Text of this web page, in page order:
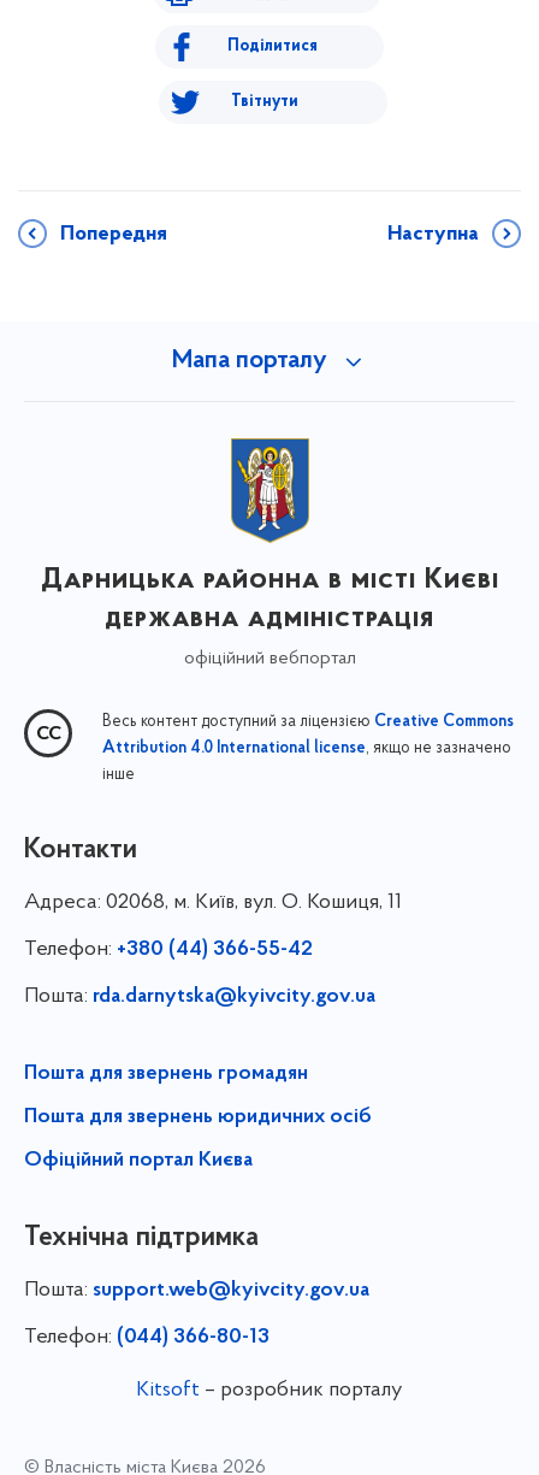
Поділитися
Твітнути
Попередня Наступна
Мапа порталу
Дарницька районна в місті Києві
державна адміністрація
офіційний вебпортал
Весь контент доступний за ліцензією Creative Commons
Attribution 4.0 International license, якщо не зазначено
інше
Контакти
Адреса: 02068, м. Київ, вул. О. Кошиця, 11
Телефон: +380 (44) 366-55-42
Пошта: rda.darnytska@kyivcity.gov.ua
Пошта для звернень громадян
Пошта для звернень юридичних осіб
Офіційний портал Києва
Технічна підтримка
Пошта: support.web@kyivcity.gov.ua
Телефон: (044) 366-80-13
Kitsoft – розробник порталу
© Власність міста Києва 2026